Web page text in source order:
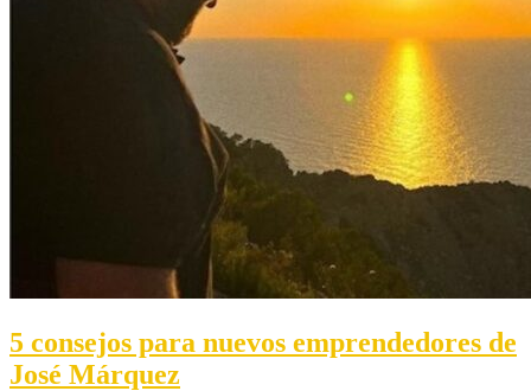
5 consejos para nuevos emprendedores de
José Márquez